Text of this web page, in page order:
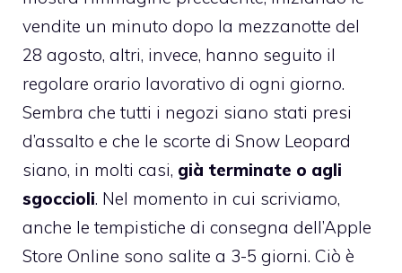
vendite un minuto dopo la mezzanotte del
28 agosto, altri, invece, hanno seguito il
regolare orario lavorativo di ogni giorno.
Sembra che tutti i negozi siano stati presi
d’assalto e che le scorte di Snow Leopard
siano, in molti casi, già terminate o agli
sgoccioli. Nel momento in cui scriviamo,
anche le tempistiche di consegna dell’Apple
Store Online sono salite a 3-5 giorni. Ciò è